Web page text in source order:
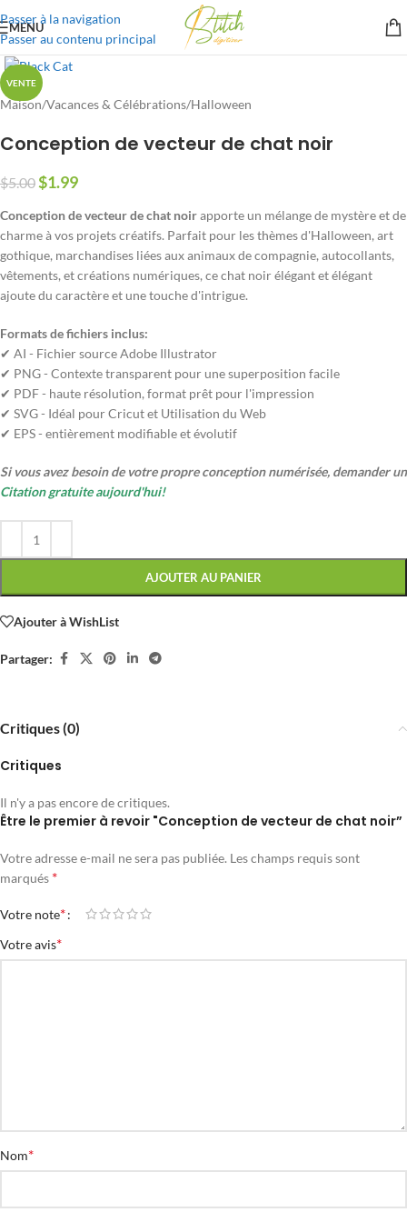
Passer à la navigation
Passer au contenu principal
MENU
VENTE
Maison/Vacances & Célébrations/Halloween
Conception de vecteur de chat noir
$5.00$1.99
Conception de vecteur de chat noirapporte un mélange de mystère et de
charme à vos projets créatifs. Parfait pour les thèmes d'Halloween, art
gothique, marchandises liées aux animaux de compagnie, autocollants,
vêtements, et créations numériques, ce chat noir élégant et élégant
ajoute du caractère et une touche d'intrigue.
Formats de fichiers inclus:
✔ AI - Fichier source Adobe Illustrator
✔ PNG - Contexte transparent pour une superposition facile
✔ PDF - haute résolution, format prêt pour l'impression
✔ SVG - Idéal pour Cricut et Utilisation du Web
✔ EPS - entièrement modifiable et évolutif
Si vous avez besoin de votre propre conception numérisée, demander un
Citation gratuite aujourd'hui!
AJOUTER AU PANIER
Ajouter à WishList
Partager:
Critiques (0)
Critiques
Il n'y a pas encore de critiques.
Être le premier à revoir "Conception de vecteur de chat noir”
Votre adresse e-mail ne sera pas publiée. Les champs requis sont
marqués *
Votre note*
Votre avis*
Nom*